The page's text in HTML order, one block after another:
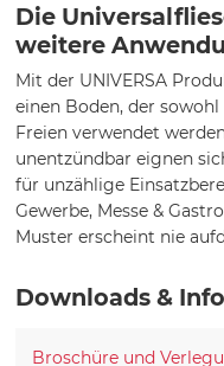
Die
weitere
Mit der UNIVERSA
einen Boden, der
Freien verwendet
unentzündbar eignen
für unzählige
Gewerbe, Messe &
Muster erscheint nie
Downloads &
Broschüre und